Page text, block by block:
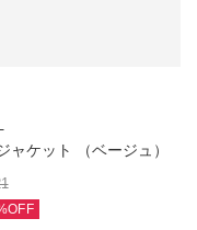
ャケット （ベージュ）